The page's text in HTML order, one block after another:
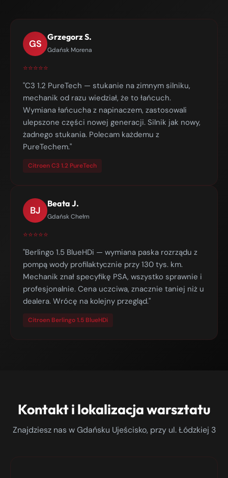
GS
Grzegorz S.
Gdańsk Morena
⭐⭐⭐⭐⭐
"C3 1.2 PureTech — stukanie na zimnym silniku,
mechanik od razu wiedział, że to łańcuch.
Wymiana łańcucha z napinaczem, zastosowali
ulepszone części nowej generacji. Silnik jak nowy,
żadnego stukania. Polecam każdemu z
PureTechem."
Citroen C3 1.2 PureTech
BJ
Beata J.
Gdańsk Chełm
⭐⭐⭐⭐⭐
"Berlingo 1.5 BlueHDi — wymiana paska rozrządu z
pompą wody profilaktycznie przy 130 tys. km.
Mechanik znał specyfikę PSA, wszystko sprawnie i
profesjonalnie. Cena uczciwa, znacznie taniej niż u
dealera. Wrócę na kolejny przegląd."
Citroen Berlingo 1.5 BlueHDi
Kontakt i lokalizacja warsztatu
Znajdziesz nas w Gdańsku Ujeścisko, przy ul. Łódzkiej 3